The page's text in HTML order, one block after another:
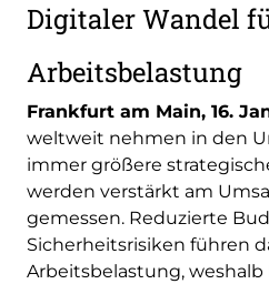
Digitaler Wandel
Arbeitsbelastung
Frankfurt am Main, 16.
weltweit nehmen in den
immer größere
werden verstärkt am
gemessen. Reduzierte
Sicherheitsrisiken führen
Arbeitsbelastung, weshalb